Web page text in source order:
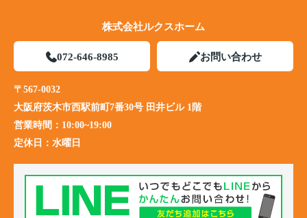
株式会社ルクスホーム
072-646-8985 お問い合わせ
〒567-0032
大阪府茨木市西駅前町7番30号 田井ビル 1階
営業時間： 10:00~19:00
定休日： 水曜日